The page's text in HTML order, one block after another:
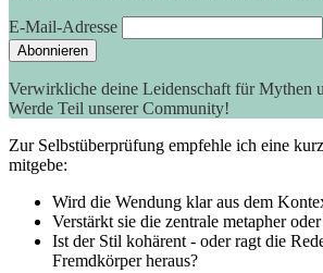
E-Mail-Adresse
Verwirkliche deine Leidenschaft für Mythen
Werde Teil unserer Community!
Zur Selbstüberprüfung ⁤empfehle ich eine
⁢mitgebe:
Wird die Wendung klar aus dem
Verstärkt ⁣sie die ‌zentrale‌ metapher
Ist der Stil kohärent ‌- oder ragt die⁤
Fremdkörper⁣ heraus?